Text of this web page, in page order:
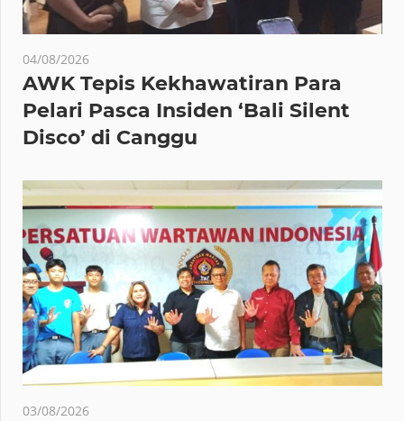
04/08/2026
AWK Tepis Kekhawatiran Para
Pelari Pasca Insiden ‘Bali Silent
Disco’ di Canggu
03/08/2026